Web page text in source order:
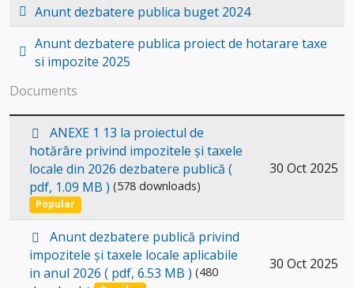
Folder
Anunt dezbatere publica buget 2024
Folder
Anunt dezbatere publica proiect de hotarare taxe
si impozite 2025
Documents
Select
item
p
d
f
ANEXE 1 13 la proiectul de
hotărâre privind impozitele și taxele
locale din 2026 dezbatere publică (
pdf, 1.09 MB ) (578 downloads)
Popular
30 Oct 2025
Select
p
d
f
Anunt dezbatere publică privind
impozitele și taxele locale aplicabile
in anul 2026 ( pdf, 6.53 MB ) (480
30 Oct 2025